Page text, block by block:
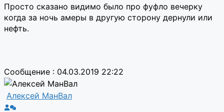
Просто сказано видимо было про фуфло вечерку
когда за ночь амеры в другую сторону дернули или
нефть.
Сообщение : 04.03.2019 22:22
Алексей МанВал